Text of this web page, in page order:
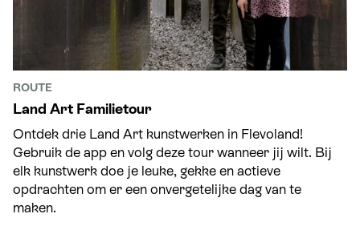
ROUTE
Land Art Familietour
Ontdek drie Land Art kunstwerken in Flevoland!
Gebruik de app en volg deze tour wanneer jij wilt. Bij
elk kunstwerk doe je leuke, gekke en actieve
opdrachten om er een onvergetelijke dag van te
maken.